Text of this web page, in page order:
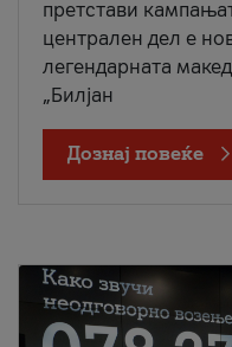
претстави
централен дел е
легендарната
„Билјан
Дознај повеќе